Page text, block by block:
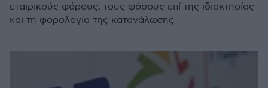
εταιρικούς φόρους, τους φόρους επί της ιδιοκτησίας
και τη φορολογία της κατανάλωσης